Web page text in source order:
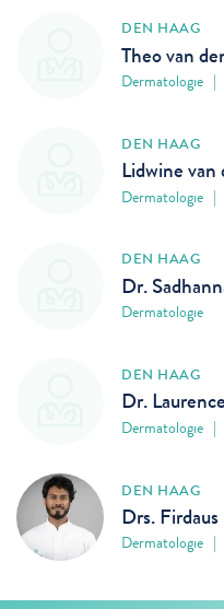
DEN HAAG
Theo van
Dermatologie |
DEN HAAG
Lidwine van
Dermatologie |
DEN HAAG
Dr.
Dermatologie
DEN HAAG
Dr.
Dermatologie |
DEN HAAG
Drs.
Dermatologie |